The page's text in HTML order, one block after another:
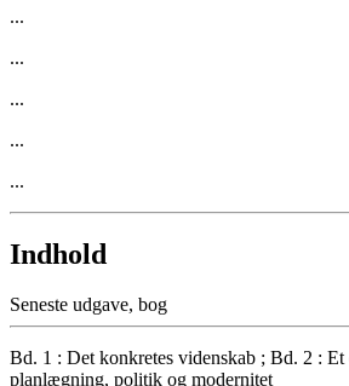
...
...
...
...
...
Indhold
Seneste udgave, bog
Bd. 1 : Det konkretes videnskab ; Bd. 2 : Et
planlægning, politik og modernitet